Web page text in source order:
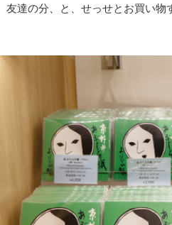
友達の分、と、せっせとお買い物